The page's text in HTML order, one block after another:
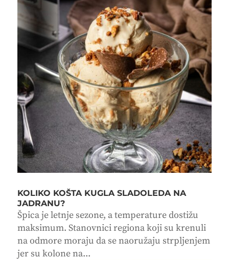
KOLIKO KOŠTA KUGLA SLADOLEDA NA
JADRANU?
Špica je letnje sezone, a temperature dostižu
maksimum. Stanovnici regiona koji su krenuli
na odmore moraju da se naoružaju strpljenjem
jer su kolone na...